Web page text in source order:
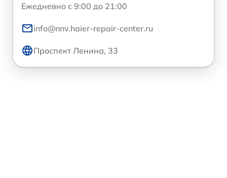
Ежедневно с 9:00 до 21:00
info@nnv.haier-repair-center.ru
Проспект Ленина, 33